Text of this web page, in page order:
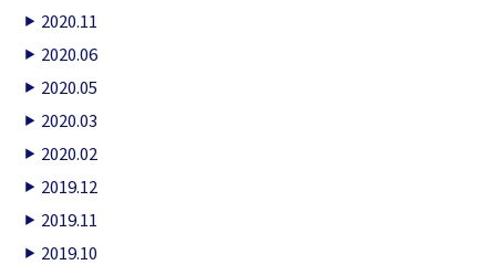
2020.11
2020.06
2020.05
2020.03
2020.02
2019.12
2019.11
2019.10